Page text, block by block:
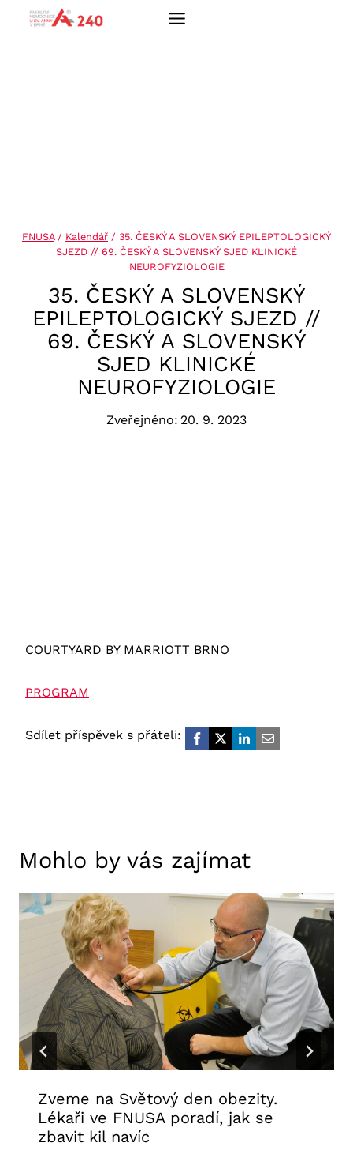
Přeskočit
FNUSA/ Kalendář / 35. ČESKÝ A SLOVENSKÝ EPILEPTOLOGICKÝ
SJEZD // 69. ČESKÝ A SLOVENSKÝ SJED KLINICKÉ
NEUROFYZIOLOGIE
35. ČESKÝ A SLOVENSKÝ
EPILEPTOLOGICKÝ SJEZD //
69. ČESKÝ A SLOVENSKÝ
SJED KLINICKÉ
NEUROFYZIOLOGIE
Zveřejněno: 20. 9. 2023
COURTYARD BY MARRIOTT BRNO
PROGRAM
Sdílet příspěvek s přáteli:
Mohlo by vás zajímat
Zveme na Světový den obezity.
Lékaři ve FNUSA poradí, jak se
zbavit kil navíc